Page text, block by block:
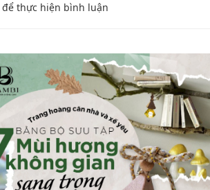
để thực hiện bình luận